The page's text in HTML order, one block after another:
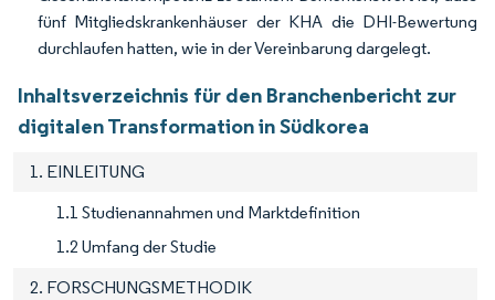
fünf Mitgliedskrankenhäuser der KHA die DHI-Bewertung
durchlaufen hatten, wie in der Vereinbarung dargelegt.
Inhaltsverzeichnis für den Branchenbericht zur
digitalen Transformation in Südkorea
1. EINLEITUNG
1.1 Studienannahmen und Marktdefinition
1.2 Umfang der Studie
2. FORSCHUNGSMETHODIK